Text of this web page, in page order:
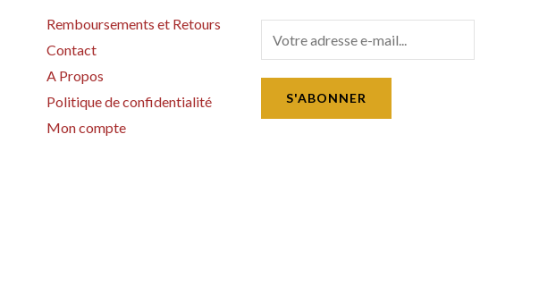
Remboursements et Retours
Contact
A Propos
Politique de confidentialité
Mon compte
m
a
S'ABONNER